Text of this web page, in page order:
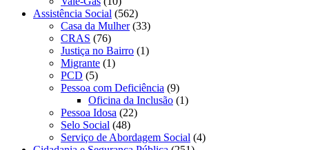
Assistência Social (562)
Casa da Mulher(33)
CRAS (76)
Justiça no Bairro (1)
Migrante (1)
PCD (5)
Pessoa com Deficiência (9)
Oficina da Inclusão (1)
Pessoa Idosa (22)
Selo Social (48)
Serviço de Abordagem Social (4)